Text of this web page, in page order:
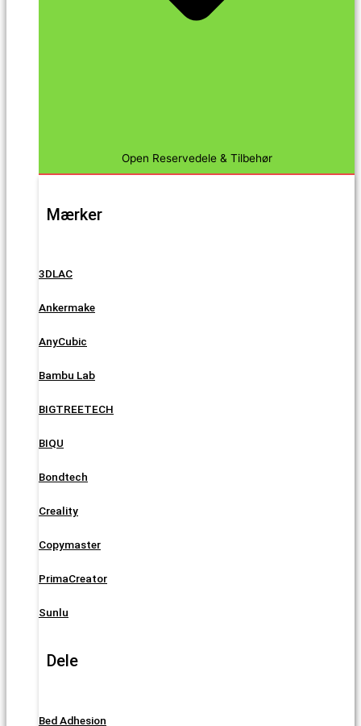
Open Reservedele & Tilbehør
Mærker
3DLAC
Ankermake
AnyCubic
Bambu Lab
BIGTREETECH
BIQU
Bondtech
Creality
Copymaster
PrimaCreator
Sunlu
Dele
Bed Adhesion